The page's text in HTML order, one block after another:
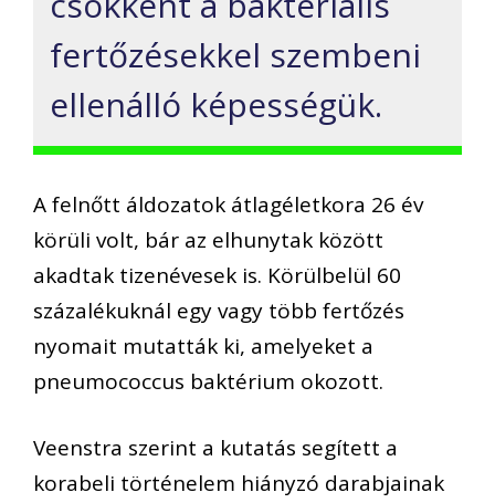
fertőzésekkel szembeni
ellenálló képességük.
A felnőtt áldozatok átlagéletkora 26 év
körüli volt, bár az elhunytak között
akadtak tizenévesek is. Körülbelül 60
százalékuknál egy vagy több fertőzés
nyomait mutatták ki, amelyeket a
pneumococcus baktérium okozott.
Veenstra szerint a kutatás segített a
korabeli történelem hiányzó darabjainak